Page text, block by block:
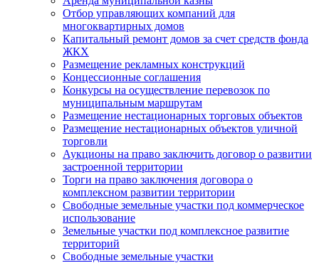
Отбор управляющих компаний для
многоквартирных домов
Капитальный ремонт домов за счет средств фонда
ЖКХ
Размещение рекламных конструкций
Концессионные соглашения
Конкурсы на осуществление перевозок по
муниципальным маршрутам
Размещение нестационарных торговых объектов
Размещение нестационарных объектов уличной
торговли
Аукционы на право заключить договор о развитии
застроенной территории
Торги на право заключения договора о
комплексном развитии территории
Свободные земельные участки под коммерческое
использование
Земельные участки под комплексное развитие
территорий
Свободные земельные участки